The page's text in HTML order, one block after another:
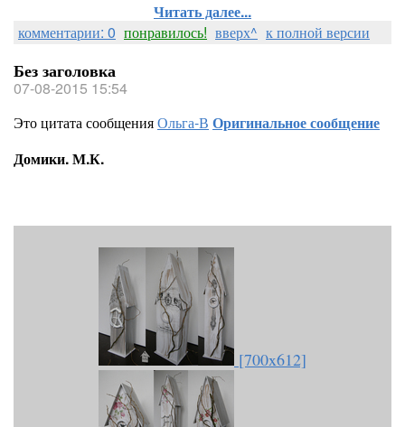
Читать далее...
комментарии: 0 понравилось! вверх^ к полной версии
Без заголовка
07-08-2015 15:54
Это цитата сообщенияОльга-В Оригинальное сообщение
Домики. М.К.
[700x612]